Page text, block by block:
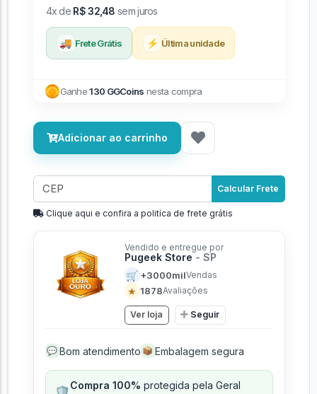
4x de R$ 32,48 sem juros
🚚 Frete Grátis ⚡ Última unidade
Ganhe130 GGCoins nesta compra
Adicionar ao carrinho
Calcular Frete
Clique aqui e confira a politíca de frete grátis
Vendido e entregue por
Pugeek Store - SP
🛒 +3000milVendas
★ 1878Avaliações
Ver loja Seguir
💬 Bom atendimento 📦 Embalagem segura
Compra 100% protegida pela Geral